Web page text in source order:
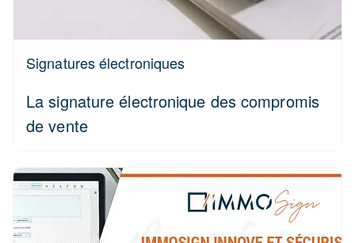
Signatures électroniques
La signature électronique des compromis
de vente